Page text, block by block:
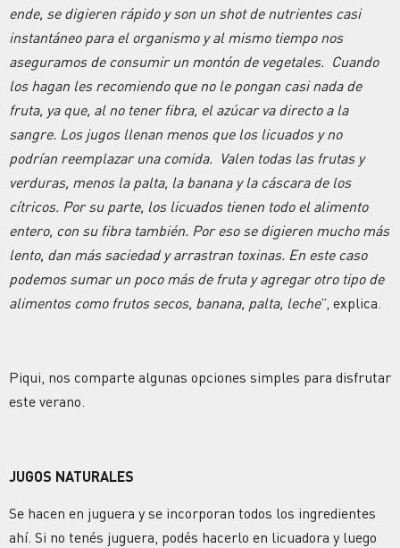
ende, se digieren rápido y son un shot de nutrientes casi
instantáneo para el organismo y al mismo tiempo nos
aseguramos de consumir un montón de vegetales. Cuando
los hagan les recomiendo que no le pongan casi nada de
fruta, ya que, al no tener fibra, el azúcar va directo a la
sangre. Los jugos llenan menos que los licuados y no
podrían reemplazar una comida. Valen todas las frutas y
verduras, menos la palta, la banana y la cáscara de los
cítricos. Por su parte, los licuados tienen todo el alimento
entero, con su fibra también. Por eso se digieren mucho más
lento, dan más saciedad y arrastran toxinas. En este caso
podemos sumar un poco más de fruta y agregar otro tipo de
alimentos como frutos secos, banana, palta, leche”, explica.
Piqui, nos comparte algunas opciones simples para disfrutar
este verano.
JUGOS NATURALES
Se hacen en juguera y se incorporan todos los ingredientes
ahí. Si no tenés juguera, podés hacerlo en licuadora y luego